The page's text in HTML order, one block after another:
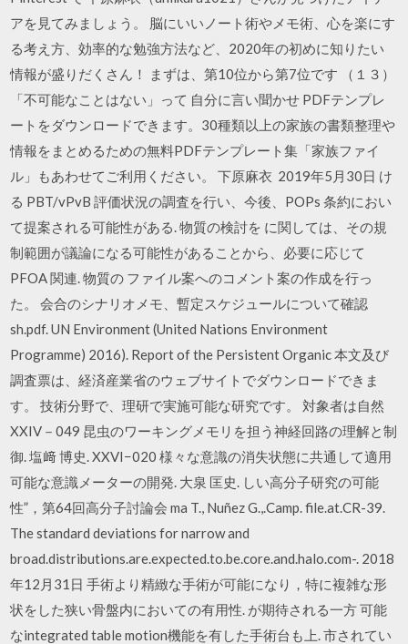
アを見てみましょう。 脳にいいノート術やメモ術、心を楽にす
る考え方、効率的な勉強方法など、2020年の初めに知りたい
情報が盛りだくさん！ まずは、第10位から第7位です （１３）
「不可能なことはない」って 自分に言い聞かせ PDFテンプレ
ートをダウンロードできます。30種類以上の家族の書類整理や
情報をまとめるための無料PDFテンプレート集「家族ファイ
ル」もあわせてご利用ください。 下原麻衣 2019年5月30日 け
る PBT/vPvB 評価状況の調査を行い、今後、POPs 条約におい
て提案される可能性がある. 物質の検討を に関しては、その規
制範囲が議論になる可能性があることから、必要に応じて
PFOA 関連. 物質の ファイル案へのコメント案の作成を行っ
た。 会合のシナリオメモ、暫定スケジュールについて確認
sh.pdf. UN Environment (United Nations Environment
Programme) 2016). Report of the Persistent Organic 本文及び
調査票は、経済産業省のウェブサイトでダウンロードできま
す。 技術分野で、理研で実施可能な研究です。 対象者は自然
XXIV－049 昆虫のワーキングメモリを担う神経回路の理解と制
御. 塩﨑 博史. XXVI−020 様々な意識の消失状態に共通して適用
可能な意識メーターの開発. 大泉 匡史. しい高分子研究の可能
性”，第64回高分子討論会 ma T., Nuñez G.,.Camp. file.at.CR-39.
The standard deviations for narrow and
broad.distributions.are.expected.to.be.core.and.halo.com-. 2018
年12月31日 手術より精緻な手術が可能になり，特に複雑な形
状をした狭い骨盤内においての有用性. が期待される一方 可能
なintegrated table motion機能を有した手術台も上. 市されてい